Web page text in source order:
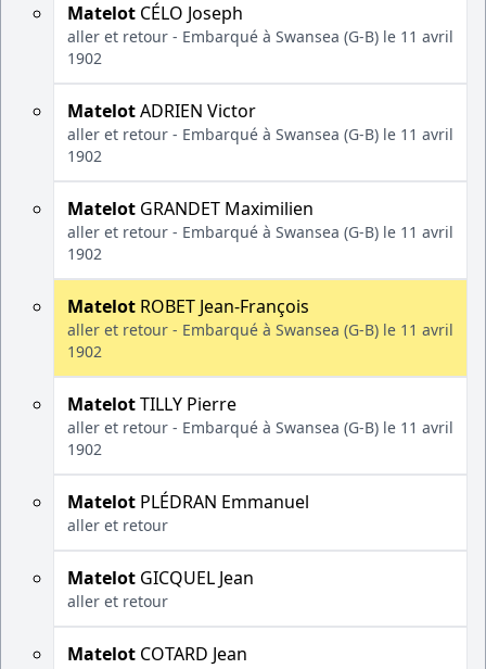
Matelot CÉLO Joseph
aller et retour - Embarqué à Swansea (G-B) le 11 avril
1902
MatelotADRIEN Victor
aller et retour - Embarqué à Swansea (G-B) le 11 avril
1902
Matelot GRANDET Maximilien
aller et retour - Embarqué à Swansea (G-B) le 11 avril
1902
Matelot ROBET Jean-François
aller et retour - Embarqué à Swansea (G-B) le 11 avril
1902
MatelotTILLY Pierre
aller et retour - Embarqué à Swansea (G-B) le 11 avril
1902
Matelot PLÉDRAN Emmanuel
aller et retour
Matelot GICQUEL Jean
aller et retour
Matelot COTARD Jean